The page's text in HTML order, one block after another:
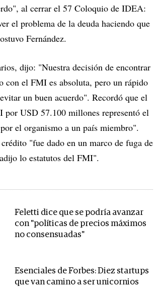
al cerrar el 57 Coloquio de IDEA:
el problema de la deuda haciendo que
Fernández.
dijo: "Nuestra decisión de encontrar
con el FMI es absoluta, pero un rápido
un buen acuerdo". Recordó que el
por USD 57.100 millones representó el
el organismo a un país miembro".
"fue dado en un marco de fuga de
lo estatutos del FMI".
Feletti dice que se podría avanzar
con "políticas de precios máximos
no consensuadas"
Esenciales de Forbes: Diez startups
que van camino a ser unicornios